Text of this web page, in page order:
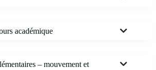
académique
– mouvement et